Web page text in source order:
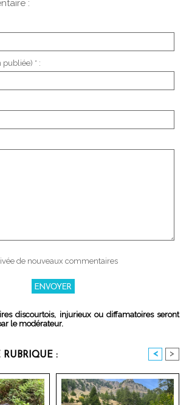
:
* :
de nouveaux commentaires
discourtois, injurieux ou diffamatoires seront
le modérateur.
: < >